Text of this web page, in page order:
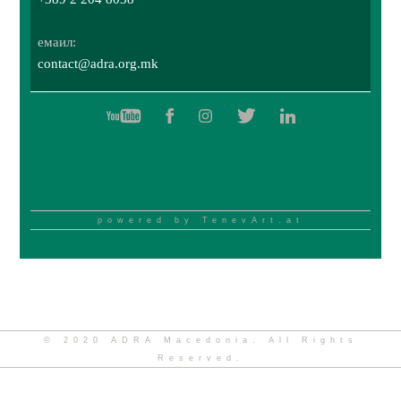
емаил:
contact@adra.org.mk
powered by TenevArt.at
© 2020 ADRA Macedonia. All Rights
Reserved.